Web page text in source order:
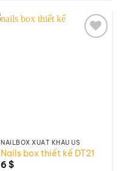
NAILBOX XUẤT KHẨU US
Nails box thiết kế DT21
6$